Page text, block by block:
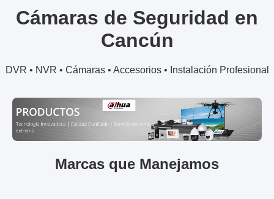
Cámaras de Seguridad en
Cancún
DVR • NVR • Cámaras • Accesorios • Instalación Profesional
Marcas que Manejamos